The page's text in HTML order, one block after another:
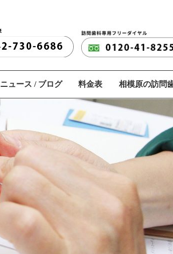
ニュース / ブログ 料金表 相模原の訪問